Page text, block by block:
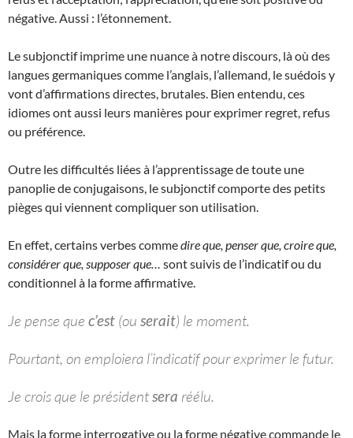
négative. Aussi : l’étonnement.
Le subjonctif imprime une nuance à notre discours, là où des
langues germaniques comme l’anglais, l’allemand, le suédois y
vont d’affirmations directes, brutales. Bien entendu, ces
idiomes ont aussi leurs manières pour exprimer regret, refus
ou préférence.
Outre les difficultés liées à l’apprentissage de toute une
panoplie de conjugaisons, le subjonctif comporte des petits
pièges qui viennent compliquer son utilisation.
En effet, certains verbes commedire que, penser que, croire que,
considérer que, supposer que… sont suivis de l’indicatif ou du
conditionnel à la forme affirmative.
Je pense que c’est (ou serait) le moment.
Pourtant, on emploiera l’indicatif pour exprimer le futur.
Je crois que le présidentsera réélu.
Mais la forme interrogative ou la forme négative commande le